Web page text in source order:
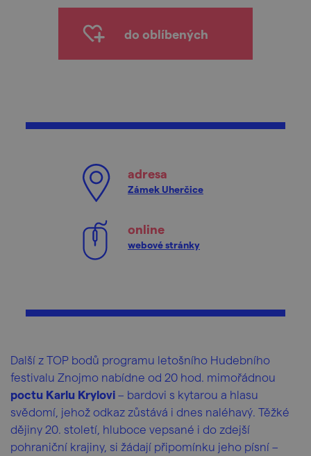
do oblíbených
adresa
Zámek Uherčice
online
webové stránky
Další z TOP bodů programu letošního Hudebního
festivalu Znojmo nabídne od 20 hod. mimořádnou
poctu Karlu Krylovi – bardovi s kytarou a hlasu
svědomí, jehož odkaz zůstává i dnes naléhavý. Těžké
dějiny 20. století, hluboce vepsané i do zdejší
pohraniční krajiny, si žádají připomínku jeho písní –